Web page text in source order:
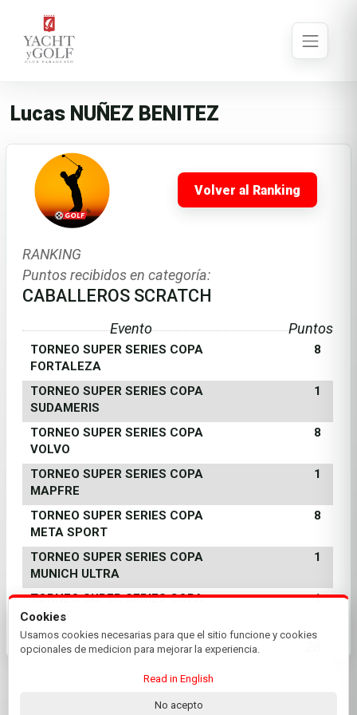
Lucas NUÑEZ BENITEZ
Volver al Ranking
RANKING
Puntos recibidos en categoría:
CABALLEROS SCRATCH
Evento Puntos
TORNEO SUPER SERIES COPA
FORTALEZA
8
TORNEO SUPER SERIES COPA
SUDAMERIS
1
TORNEO SUPER SERIES COPA
VOLVO
8
TORNEO SUPER SERIES COPA
MAPFRE
1
TORNEO SUPER SERIES COPA
META SPORT
8
TORNEO SUPER SERIES COPA
MUNICH ULTRA
1
TORNEO SUPER SERIES COPA
YACHT
1
Total
© 2026 Yacht Club Paraguay | by Plus+Golf
Cookies
Usamos cookies necesarias para que el sitio funcione y cookies
opcionales de medicion para mejorar la experiencia.
Read in English
No acepto